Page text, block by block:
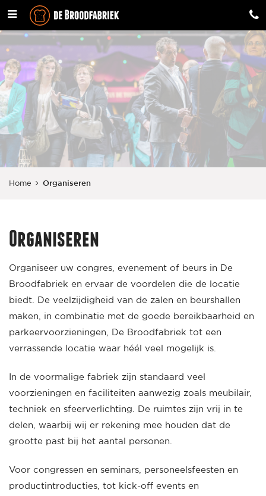
Home Organiseren
Organiseren
Organiseer uw congres, evenement of beurs in De
Broodfabriek en ervaar de voordelen die de locatie
biedt. De veelzijdigheid van de zalen en beurshallen
maken, in combinatie met de goede bereikbaarheid en
parkeervoorzieningen, De Broodfabriek tot een
verrassende locatie waar héél veel mogelijk is.
In de voormalige fabriek zijn standaard veel
voorzieningen en faciliteiten aanwezig zoals meubilair,
techniek en sfeerverlichting. De ruimtes zijn vrij in te
delen, waarbij wij er rekening mee houden dat de
grootte past bij het aantal personen.
Voor congressen en seminars, personeelsfeesten en
productintroducties, tot kick-off events en